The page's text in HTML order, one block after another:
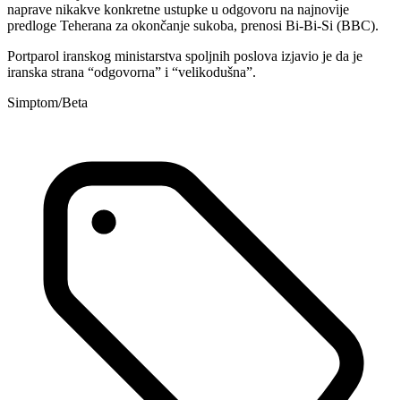
naprave nikakve konkretne ustupke u odgovoru na najnovije
predloge Teherana za okončanje sukoba, prenosi Bi-Bi-Si (BBC).
Portparol iranskog ministarstva spoljnih poslova izjavio je da je
iranska strana “odgovorna” i “velikodušna”.
Simptom/Beta